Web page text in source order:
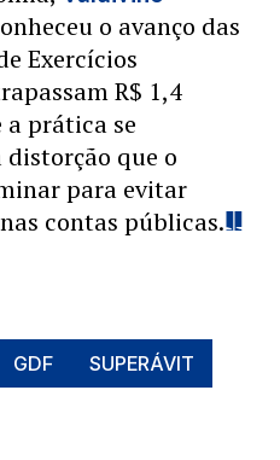
o avanço das
Exercícios
R$ 1,4
prática se
que o
para evitar
contas públicas.
GDF SUPERÁVIT